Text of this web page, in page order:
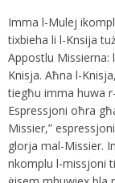
Imma l-Mulej
tixbieha li l-Knsija
Appostlu Missierna:
Knisja. Aħna l-
tiegħu imma huwa
Espressjoni oħra
Missier,”
glorja mal-Missier.
nkomplu l-missjoni